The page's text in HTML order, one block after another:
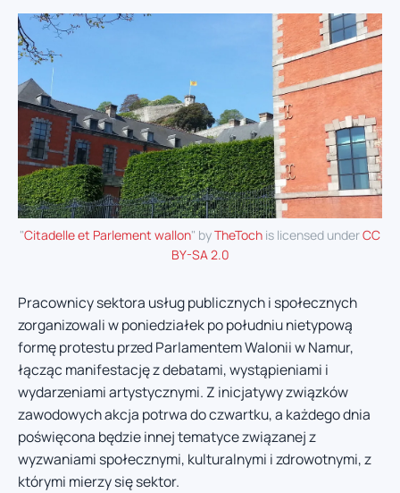
"Citadelle et Parlement wallon" byTheToch is licensed underCC
BY-SA 2.0
Pracownicy sektora usług publicznych i społecznych
zorganizowali w poniedziałek po południu nietypową
formę protestu przed Parlamentem Walonii w Namur,
łącząc manifestację z debatami, wystąpieniami i
wydarzeniami artystycznymi. Z inicjatywy związków
zawodowych akcja potrwa do czwartku, a każdego dnia
poświęcona będzie innej tematyce związanej z
wyzwaniami społecznymi, kulturalnymi i zdrowotnymi, z
którymi mierzy się sektor.